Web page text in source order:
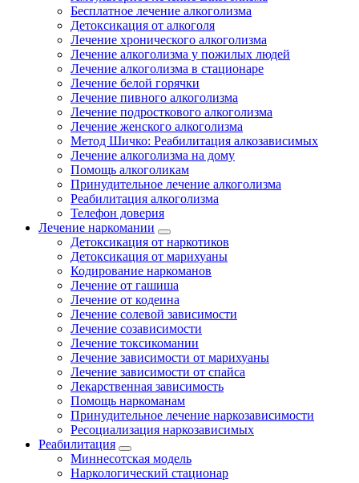
Бесплатное лечение алкоголизма
Детоксикация от алкоголя
Лечение хронического алкоголизма
Лечение алкоголизма у пожилых людей
Лечение алкоголизма в стационаре
Лечение белой горячки
Лечение пивного алкоголизма
Лечение подросткового алкоголизма
Лечение женского алкоголизма
Метод Шичко: Реабилитация алкозависимых
Лечение алкоголизма на дому
Помощь алкоголикам
Принудительное лечение алкоголизма
Реабилитация алкоголизма
Телефон доверия
Лечение наркомании
Детоксикация от наркотиков
Детоксикация от марихуаны
Кодирование наркоманов
Лечение от гашиша
Лечение от кодеина
Лечение солевой зависимости
Лечение созависимости
Лечение токсикомании
Лечение зависимости от марихуаны
Лечение зависимости от спайса
Лекарственная зависимость
Помощь наркоманам
Принудительное лечение наркозависимости
Ресоциализация наркозависимых
Реабилитация
Миннесотская модель
Наркологический стационар